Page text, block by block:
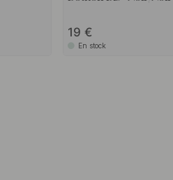
19
En stock